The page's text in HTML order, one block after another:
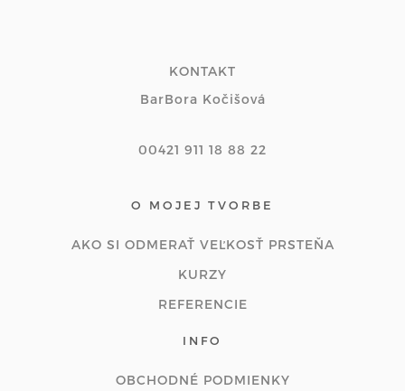
KONTAKT
BarBora Kočišová
00421 911 18 88 22
O MOJEJ TVORBE
AKO SI ODMERAŤ VEĽKOSŤ PRSTEŇA
KURZY
REFERENCIE
INFO
OBCHODNÉ PODMIENKY